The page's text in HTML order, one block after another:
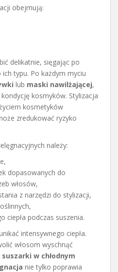
obejmują:
delikatnie, sięgając po
typu. Po każdym myciu
lub maski nawilżającej,
kosmyków. Stylizacja
kosmetyków
zredukować ryzyko
należy:
dopasowanych do
włosów,
z narzędzi do stylizacji,
ciepła podczas suszenia.
intensywnego ciepła.
włosom wyschnąć
suszarki w chłodnym
nie tylko poprawia